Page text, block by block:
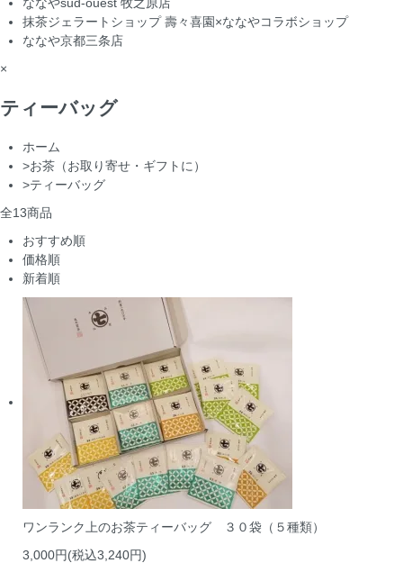
抹茶ジェラートショップ 壽々喜園×ななやコラボショップ
ななや京都三条店
×
ティーバッグ
ホーム
>お茶（お取り寄せ・ギフトに）
>ティーバッグ
全13商品
おすすめ順
価格順
新着順
ワンランク上のお茶ティーバッグ ３０袋（５種類）
3,000円(税込3,240円)